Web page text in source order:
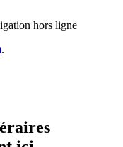
hors ligne
.